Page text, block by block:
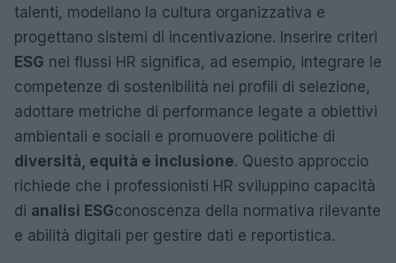
talenti, modellano la cultura organizzativa e
progettano sistemi di incentivazione. Inserire criteri
ESG nei flussi HR significa, ad esempio, integrare le
competenze di sostenibilità nei profili di selezione,
adottare metriche di performance legate a obiettivi
ambientali e sociali e promuovere politiche di
diversità, equità e inclusione. Questo approccio
richiede che i professionisti HR sviluppino capacità
di analisi ESGconoscenza della normativa rilevante
e abilità digitali per gestire dati e reportistica.